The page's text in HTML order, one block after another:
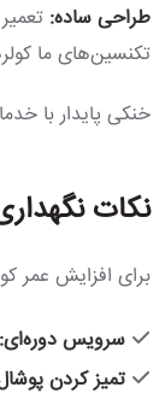
طراحی ساده:
تکنسین‌های ما
خنکی پایدار با
نکات
برای افزایش عمر
سرویس دوره‌ای:
تمیز کردن